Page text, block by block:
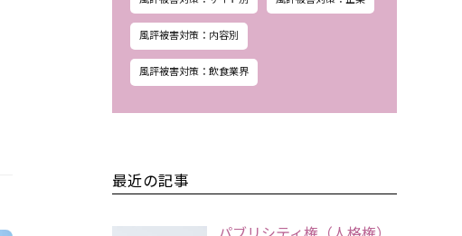
風評被害対策：内容別
風評被害対策：飲食業界
最近の記事